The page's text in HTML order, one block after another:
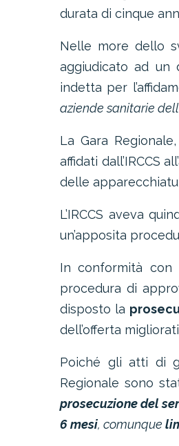
durata di cinque
Nelle more dello
aggiudicato ad un
indetta per
aziende sanitarie
La Gara
affidati dall’IRCCS
delle
L’IRCCS aveva
un’apposita
In conformità con
procedura di
disposto la
dell’offerta
Poiché gli atti di
Regionale sono
prosecuzione del
6 mesi, comunque